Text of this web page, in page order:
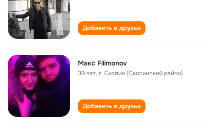
Добавить в друзья
Макс Filimonov
39 лет,г. Скопин (Скопинский район)
Добавить в друзья